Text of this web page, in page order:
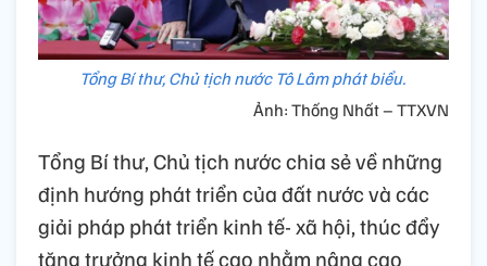
Tổng Bí thư, Chủ tịch nước Tô Lâm phát biểu.
Ảnh: Thống Nhất – TTXVN
Tổng Bí thư, Chủ tịch nước chia sẻ về những
định hướng phát triển của đất nước và các
giải pháp phát triển kinh tế- xã hội, thúc đẩy
tăng trưởng kinh tế cao nhằm nâng cao